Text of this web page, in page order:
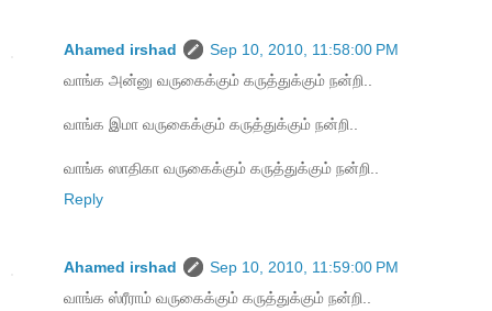
Ahamed irshad
Sep 10, 2010, 11:58:00 PM
வாங்க அன்னு வருகைக்கும் கருத்துக்கும் நன்றி..
வாங்க இமா வருகைக்கும் கருத்துக்கும் நன்றி..
வாங்க ஸாதிகா வருகைக்கும் கருத்துக்கும் நன்றி..
Reply
Ahamed irshad
Sep 10, 2010, 11:59:00 PM
வாங்க ஸ்ரீராம் வருகைக்கும் கருத்துக்கும் நன்றி..